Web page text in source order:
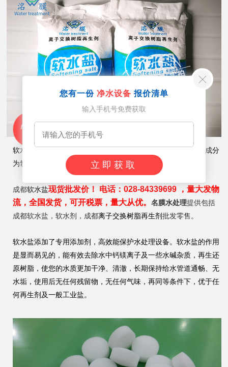
软水盐，又名工业软化盐、离子交换树脂再生剂。其主要化学成分
为氯化钠（NaCl），一般形状为球剂。
成都软水盐现货批发价！ 电话：028-84339699 ，量大发物
流，全国发货，可开税票，量大从优。名膜水处理提供包括
成都软水盐，软水剂 ， 成都离子交换树脂再生剂批发零售。
软水盐添加了专用添加剂，高效能保护水处理设备。软水盐的作用
是显而易见的，能有效去除水中钙镁离子及一些水碱杂质，再生还
原树脂，使您的水质更加干净、清澈，长期保持给水管道通畅、无
水垢，使用后无任何残留物，无任何气味，再同等条件下，优于任
何再生剂及一般工业盐。
您有一份 净水设备 报价清单
输入手机号免费获取
立即获取